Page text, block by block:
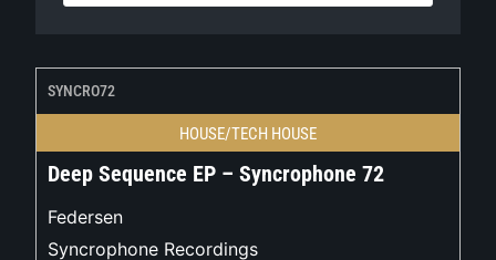
SYNCRO72
HOUSE/TECH HOUSE
Deep Sequence EP – Syncrophone 72
Federsen
Syncrophone Recordings